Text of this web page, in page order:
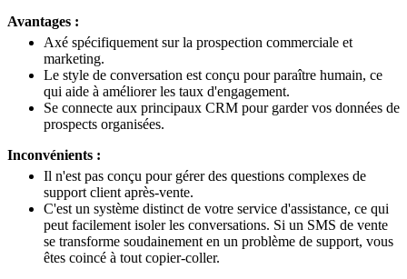
Avantages :
Axé spécifiquement sur la prospection commerciale et
marketing.
Le style de conversation est conçu pour paraître humain, ce
qui aide à améliorer les taux d'engagement.
Se connecte aux principaux CRM pour garder vos données de
prospects organisées.
Inconvénients :
Il n'est pas conçu pour gérer des questions complexes de
support client après-vente.
C'est un système distinct de votre service d'assistance, ce qui
peut facilement isoler les conversations. Si un SMS de vente
se transforme soudainement en un problème de support, vous
êtes coincé à tout copier-coller.